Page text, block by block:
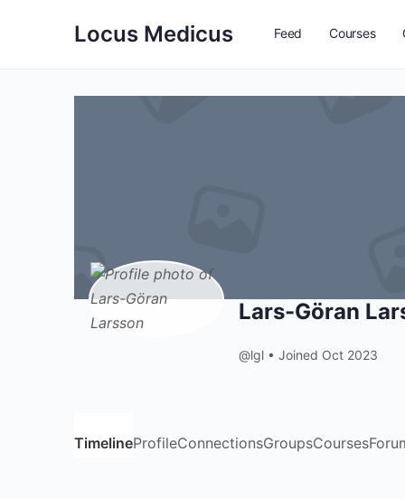
Locus Medicus Feed Courses
Lars-Göran
@lgl • Joined Oct 2023
TimelineProfileConnectionsGroupsCourses